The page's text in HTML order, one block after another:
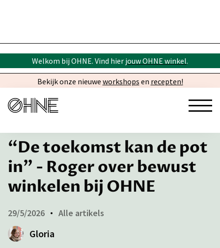
Welkom bij OHNE. Vind hier jouw OHNE winkel.
Bekijk onze nieuwe workshops en recepten!
← Inspiratie
​“De toekomst kan de pot
in” - Roger over bewust
winkelen bij OHNE
Gloria
29/5/2026 Alle artikels